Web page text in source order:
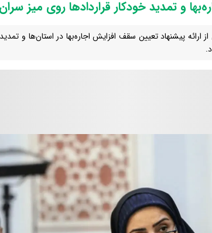
و تمدید خودکار قراردادها روی میز
ارائه پیشنهاد تعیین سقف افزایش اجاره‌بها در استان‌ها و